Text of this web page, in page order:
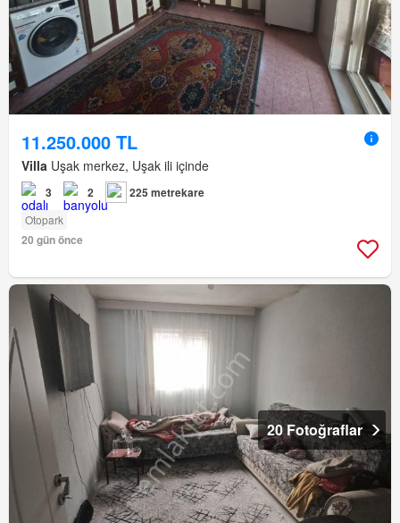
11.250.000 TL
Villa Uşak merkez, Uşak ili içinde
3 2 225 metrekare
Otopark
20 gün önce
20 Fotoğraflar